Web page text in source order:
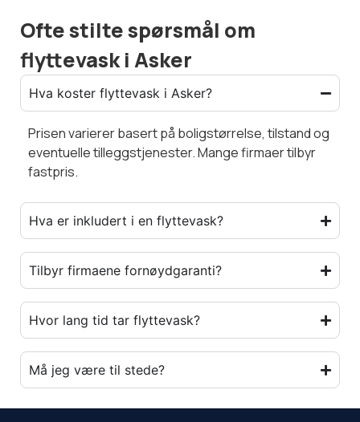
Ofte stilte spørsmål om
flyttevask i Asker
Hva koster flyttevask i Asker?
Prisen varierer basert på boligstørrelse, tilstand og
eventuelle tilleggstjenester. Mange firmaer tilbyr
fastpris.
Hva er inkludert i en flyttevask?
Tilbyr firmaene fornøydgaranti?
Hvor lang tid tar flyttevask?
Må jeg være til stede?